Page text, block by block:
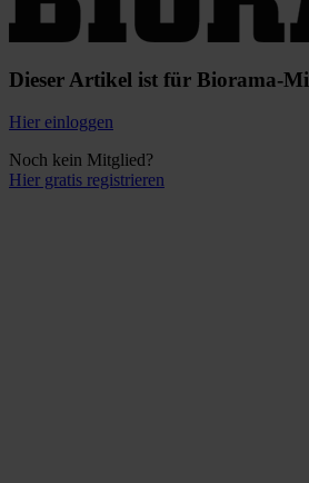
Dieser Artikel ist für Biorama-
Hier einloggen
Noch kein Mitglied?
Hier gratis registrieren